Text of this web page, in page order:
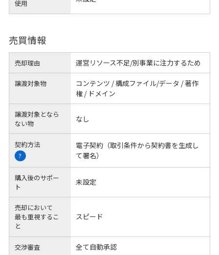
使用
売買情報
売却理由 運営リソース不足/別事業に注力するため
譲渡対象物
コンテンツ / 構成ファイル/データ / 著作
権 / ドメイン
譲渡対象となら
ない物
なし
契約方法
?
電子契約（取引条件から契約書を生成し
て署名）
購入後のサポー
ト
未設定
売却において
最も重視するこ
と
スピード
交渉審査 全て自動承認